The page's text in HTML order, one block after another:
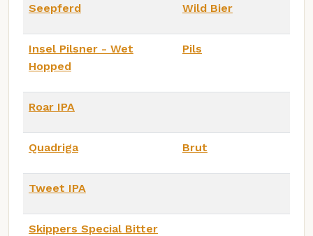
Seepferd Wild Bier
Insel Pilsner - Wet
Hopped
Pils
Roar IPA
Quadriga Brut
Tweet IPA
Skippers Special Bitter